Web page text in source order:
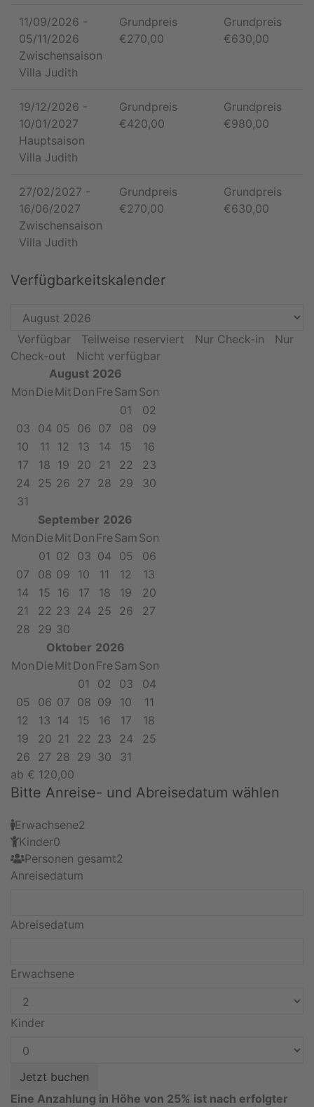
11/09/2026 -
05/11/2026
Zwischensaison
Villa Judith
Grundpreis
€270,00
Grundpreis
€630,00
19/12/2026 -
10/01/2027
Hauptsaison
Villa Judith
Grundpreis
€420,00
Grundpreis
€980,00
27/02/2027 -
16/06/2027
Zwischensaison
Villa Judith
Grundpreis
€270,00
Grundpreis
€630,00
Verfügbarkeitskalender
Verfügbar Teilweise reserviert Nur Check-in
Nur
Check-out
Nicht verfügbar
August 2026
Mon DieMit Don FreSam Son
01
02
03
04 05 06 07 08
09
10
11 12 13 14 15
16
17
18 19 20 21 22
23
24
25 26 27 28 29
30
31
September 2026
Mon DieMit Don FreSam Son
01 02 03 04 05
06
07
08 09 10 11 12
13
14
15 16 17 18 19
20
21
22 23 24 25 26
27
28
29 30
Oktober 2026
Mon DieMit Don FreSam Son
01
02 03
04
05
06 07 08 09 10
11
12
13 14 15 16 17
18
19
20 21 22 23 24
25
26
27 28 29 30
31
ab € 120,00
Bitte Anreise- und Abreisedatum wählen
Erwachsene2
Kinder0
Personen gesamt2
Anreisedatum
Abreisedatum
Erwachsene
Kinder
Eine Anzahlung in Höhe von 25% ist nach erfolgter